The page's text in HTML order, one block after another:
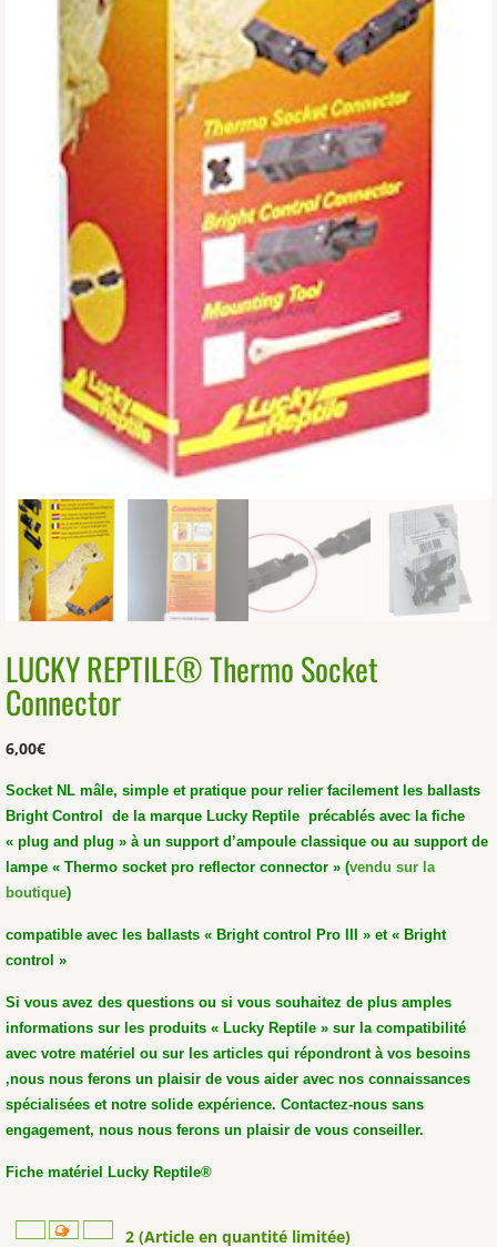
LUCKY REPTILE® Thermo Socket
Connector
6,00€
Socket NL mâle, simple et pratique pour relier facilement les ballasts
Bright Control de la marque Lucky Reptile précablés avec la fiche
« plug and plug » à un support d’ampoule classique ou au support de
lampe « Thermo socket pro reflector connector » (vendu sur la
boutique)
compatible avec les ballasts « Bright control Pro III » et « Bright
control »
Si vous avez des questions ou si vous souhaitez de plus amples
informations sur les produits « Lucky Reptile » sur la compatibilité
avec votre matériel ou sur les articles qui répondront à vos besoins
,nous nous ferons un plaisir de vous aider avec nos connaissances
spécialisées et notre solide expérience. Contactez-nous sans
engagement, nous nous ferons un plaisir de vous conseiller.
Fiche matériel Lucky Reptile®
2 (Article en quantité limitée)